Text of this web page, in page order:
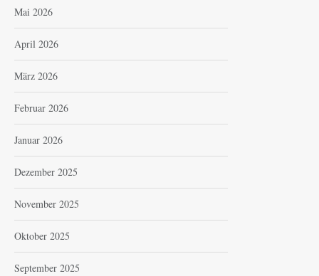
Mai 2026
April 2026
März 2026
Februar 2026
Januar 2026
Dezember 2025
November 2025
Oktober 2025
September 2025